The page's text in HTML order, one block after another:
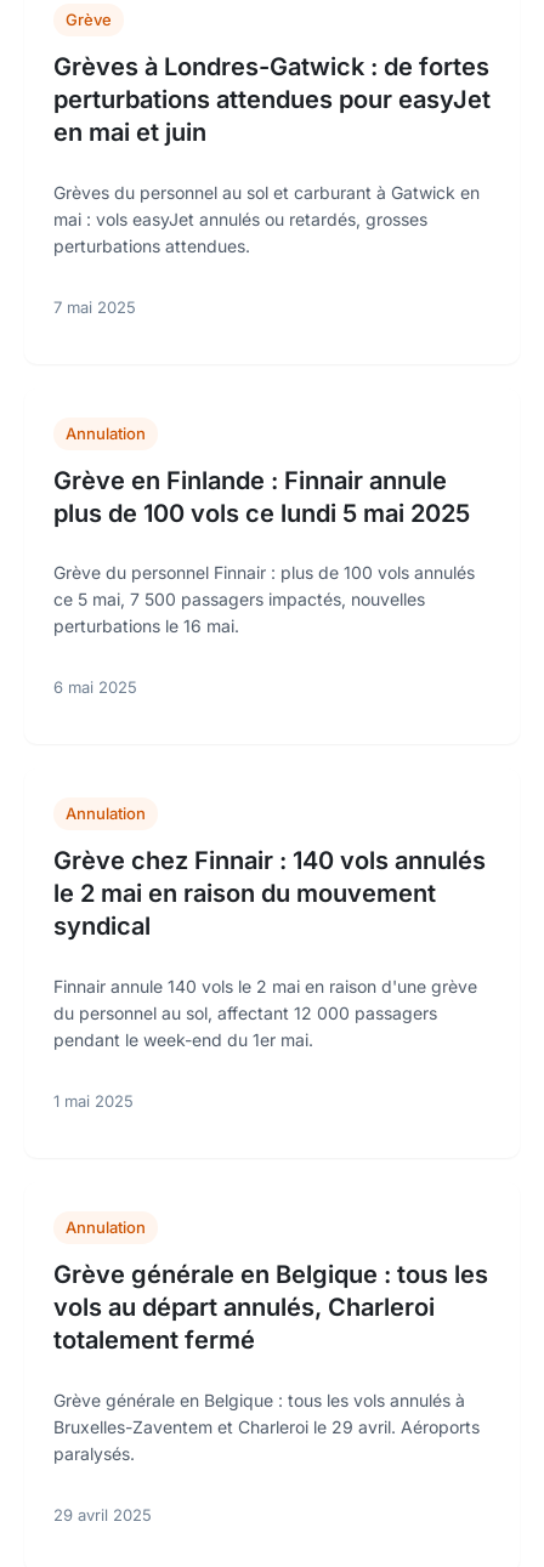
Grève
Grèves à Londres-Gatwick : de fortes
perturbations attendues pour easyJet
en mai et juin
Grèves du personnel au sol et carburant à Gatwick en
mai : vols easyJet annulés ou retardés, grosses
perturbations attendues.
7 mai 2025
Annulation
Grève en Finlande : Finnair annule
plus de 100 vols ce lundi 5 mai 2025
Grève du personnel Finnair : plus de 100 vols annulés
ce 5 mai, 7 500 passagers impactés, nouvelles
perturbations le 16 mai.
6 mai 2025
Annulation
Grève chez Finnair : 140 vols annulés
le 2 mai en raison du mouvement
syndical
Finnair annule 140 vols le 2 mai en raison d'une grève
du personnel au sol, affectant 12 000 passagers
pendant le week-end du 1er mai.
1 mai 2025
Annulation
Grève générale en Belgique : tous les
vols au départ annulés, Charleroi
totalement fermé
Grève générale en Belgique : tous les vols annulés à
Bruxelles-Zaventem et Charleroi le 29 avril. Aéroports
paralysés.
29 avril 2025